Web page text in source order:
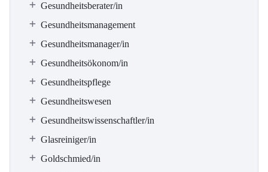
Gesundheitsberater/in
Gesundheitsmanagement
Gesundheitsmanager/in
Gesundheitsökonom/in
Gesundheitspflege
Gesundheitswesen
Gesundheitswissenschaftler/in
Glasreiniger/in
Goldschmied/in